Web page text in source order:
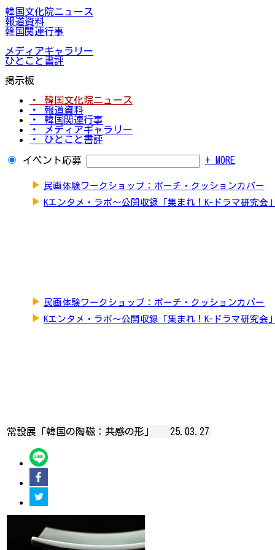
韓国文化院ニュース
報道資料
韓国関連行事
メディアギャラリー
ひとこと書評
掲示板
・ 韓国文化院ニュース
・ 報道資料
・ 韓国関連行事
・ メディアギャラリー
・ ひとこと書評
イベント応募 + MORE
▶ 民画体験ワークショップ：ポーチ・クッションカバー
▶ Kエンタメ・ラボ～公開収録「集まれ！K-ドラマ研究会
▶ 民画体験ワークショップ：ポーチ・クッションカバー
▶ Kエンタメ・ラボ～公開収録「集まれ！K-ドラマ研究会
常設展「韓国の陶磁：共感の形」 25.03.27